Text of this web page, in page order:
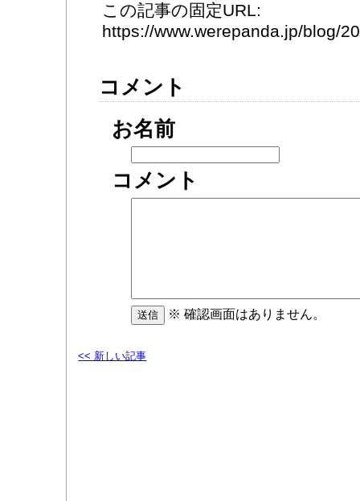
この記事の固定URL:
https://www.werepanda.jp/blog/
コメント
お名前
コメント
※ 確認画面はありません。
<< 新しい記事